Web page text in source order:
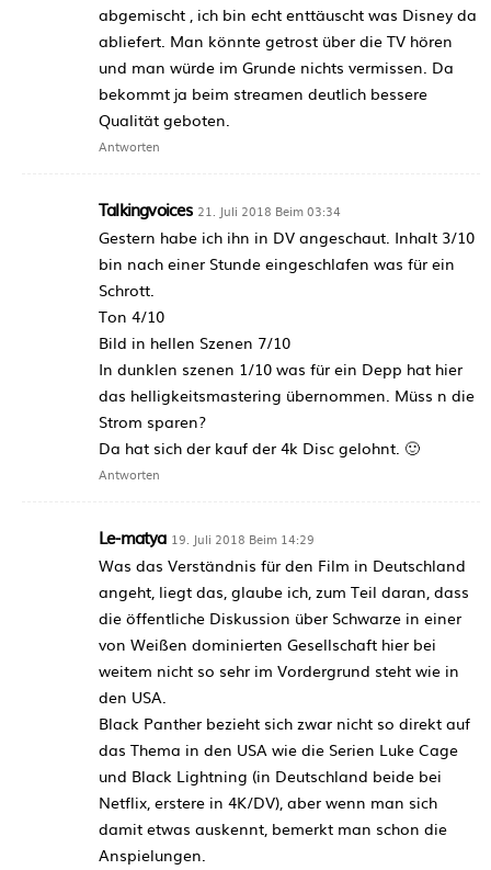
abgemischt , ich bin echt enttäuscht was Disney da
abliefert. Man könnte getrost über die TV hören
und man würde im Grunde nichts vermissen. Da
bekommt ja beim streamen deutlich bessere
Qualität geboten.
Antworten
Talkingvoices 21. Juli 2018 Beim 03:34
Gestern habe ich ihn in DV angeschaut. Inhalt 3/10
bin nach einer Stunde eingeschlafen was für ein
Schrott.
Ton 4/10
Bild in hellen Szenen 7/10
In dunklen szenen 1/10 was für ein Depp hat hier
das helligkeitsmastering übernommen. Müss n die
Strom sparen?
Da hat sich der kauf der 4k Disc gelohnt. 🙂
Antworten
Le-matya 19. Juli 2018 Beim 14:29
Was das Verständnis für den Film in Deutschland
angeht, liegt das, glaube ich, zum Teil daran, dass
die öffentliche Diskussion über Schwarze in einer
von Weißen dominierten Gesellschaft hier bei
weitem nicht so sehr im Vordergrund steht wie in
den USA.
Black Panther bezieht sich zwar nicht so direkt auf
das Thema in den USA wie die Serien Luke Cage
und Black Lightning (in Deutschland beide bei
Netflix, erstere in 4K/DV), aber wenn man sich
damit etwas auskennt, bemerkt man schon die
Anspielungen.